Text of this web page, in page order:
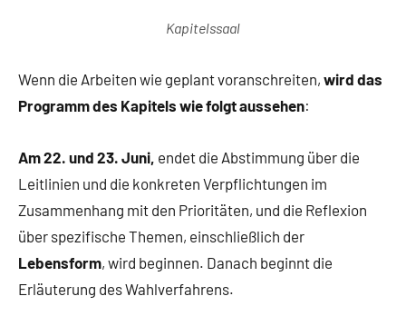
Kapitelssaal
Wenn die Arbeiten wie geplant voranschreiten, wird das
Programm des Kapitels wie folgt aussehen:
Am 22. und 23. Juni, endet die Abstimmung über die
Leitlinien und die konkreten Verpflichtungen im
Zusammenhang mit den Prioritäten, und die Reflexion
über spezifische Themen, einschließlich der
Lebensform, wird beginnen. Danach beginnt die
Erläuterung des Wahlverfahrens.